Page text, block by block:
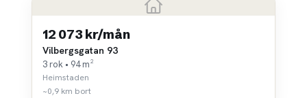
12 073 kr/mån
Vilbergsgatan 93
3 rok • 94 m²
Heimstaden
~0,9 km bort